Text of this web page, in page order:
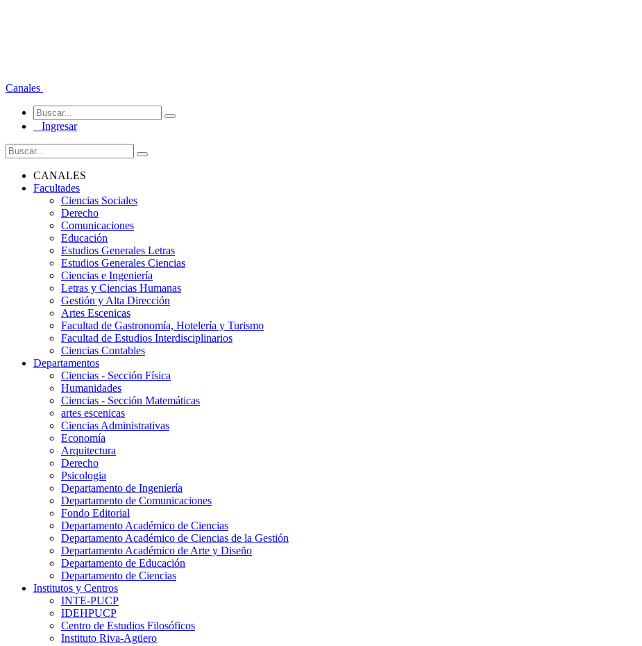
Canales
Ingresar
CANALES
Facultades
Ciencias Sociales
Derecho
Comunicaciones
Educación
Estudios Generales Letras
Estudios Generales Ciencias
Ciencias e Ingeniería
Letras y Ciencias Humanas
Gestión y Alta Dirección
Artes Escenicas
Facultad de Gastronomía, Hotelería y Turismo
Facultad de Estudios Interdisciplinarios
Ciencias Contables
Departamentos
Ciencias - Sección Física
Humanidades
Ciencias - Sección Matemáticas
artes escenicas
Ciencias Administrativas
Economía
Arquitectura
Derecho
Psicologia
Departamento de Ingeniería
Departamento de Comunicaciones
Fondo Editorial
Departamento Académico de Ciencias
Departamento Académico de Ciencias de la Gestión
Departamento Académico de Arte y Diseño
Departamento de Educación
Departamento de Ciencias
Institutos y Centros
INTE-PUCP
IDEHPUCP
Centro de Estudios Filosóficos
Instituto Riva-Agüero